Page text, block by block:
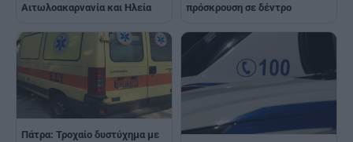
Αιτωλοακαρνανία και Ηλεία
πρόσκρουση σε δέντρο
Πάτρα: Τροχαίο δυστύχημα με